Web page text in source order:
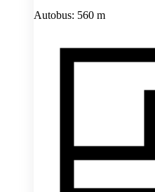
Autobus: 560 m